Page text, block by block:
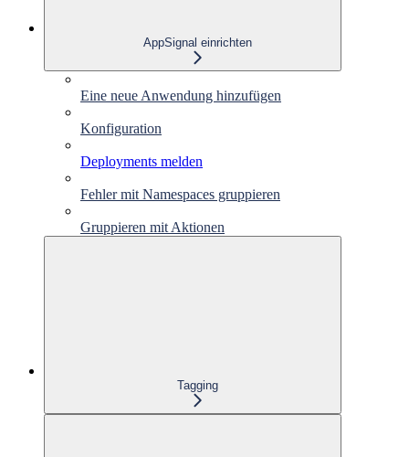
AppSignal einrichten
Eine neue Anwendung hinzufügen
Konfiguration
Deployments melden
Fehler mit Namespaces gruppieren
Gruppieren mit Aktionen
Tagging